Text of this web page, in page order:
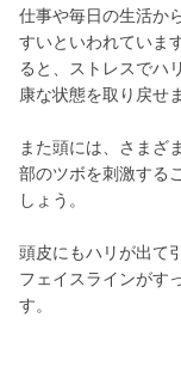
仕事や毎日の生活か
すいといわれていま
ると、ストレスでハ
康な状態を取り戻せ
また頭には、さまざ
部のツボを刺激する
しょう。
頭皮にもハリが出て
フェイスラインがす
す。